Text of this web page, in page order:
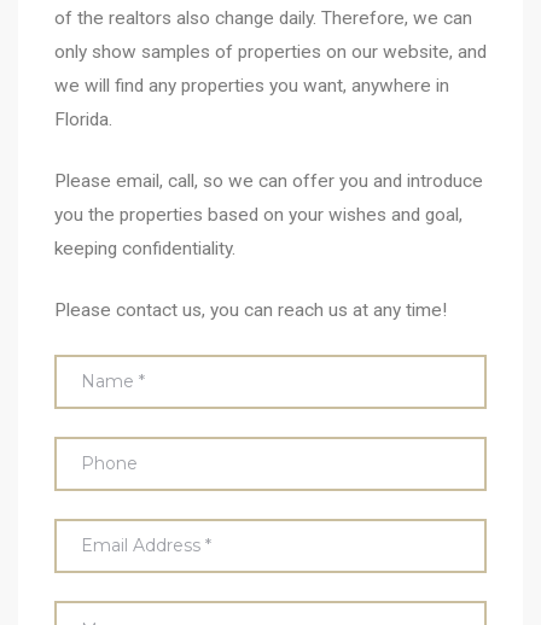
of the realtors also change daily. Therefore, we can
only show samples of properties on our website, and
we will find any properties you want, anywhere in
Florida.
Please email, call, so we can offer you and introduce
you the properties based on your wishes and goal,
keeping confidentiality.
Please contact us, you can reach us at any time!